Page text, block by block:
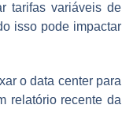
tarifas variáveis de
isso pode impactar
o data center para
relatório recente da